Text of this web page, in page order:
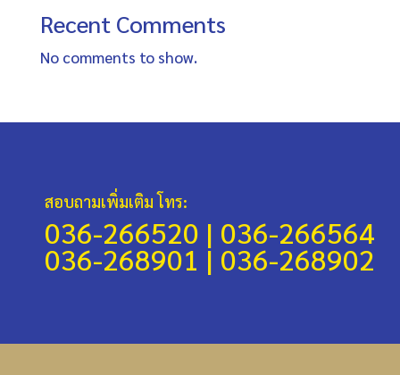
Recent Comments
No comments to show.
สอบถามเพิ่มเติม โทร:
036-266520 | 036-266564
036-268901 | 036-268902